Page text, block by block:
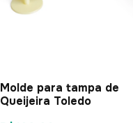
Molde para tampa de
Queijeira Toledo